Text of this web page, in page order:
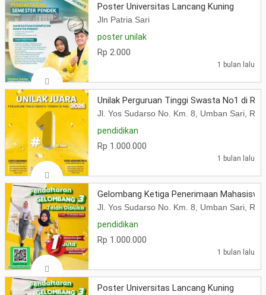
Poster Universitas Lancang Kuning
Jln Patria Sari
poster unilak
Rp 2.000
1 bulan lalu
Unilak Perguruan Tinggi Swasta No1 di
Jl. Yos Sudarso No. Km. 8, Umban Sari,
pendidikan
Rp 1.000.000
1 bulan lalu
Gelombang Ketiga Penerimaan Mahasiswa
Jl. Yos Sudarso No. Km. 8, Umban Sari,
pendidikan
Rp 1.000.000
1 bulan lalu
Poster Universitas Lancang Kuning